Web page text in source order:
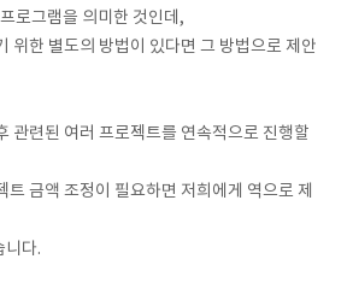
로그램을 의미한 것인데,
위한 별도의 방법이 있다면 그 방법으로 제안
관련된 여러 프로젝트를 연속적으로 진행할
트 금액 조정이 필요하면 저희에게 역으로 제
니다.